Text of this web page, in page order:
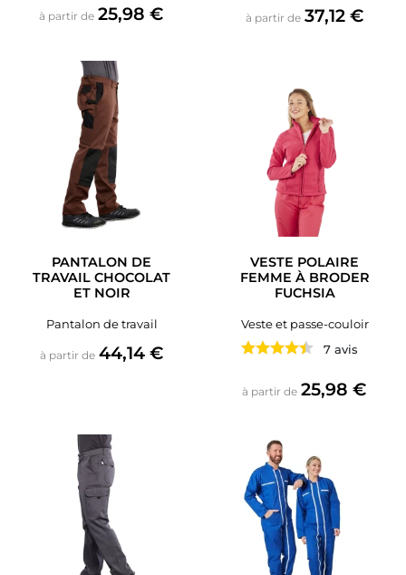
à partir de Prix
25,98 € à partir de Prix
37,12 €
PANTALON DE
TRAVAIL CHOCOLAT
ET NOIR
Pantalon de travail
à partir de Prix
44,14 €
VESTE POLAIRE
FEMME À BRODER
FUCHSIA
Veste et passe-couloir
7 avis
à partir de Prix
25,98 €